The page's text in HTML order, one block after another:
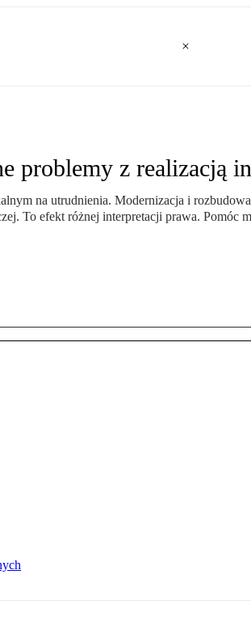
problemy z realizacją
na utrudnienia. Modernizacja i
To efekt różnej interpretacji prawa.